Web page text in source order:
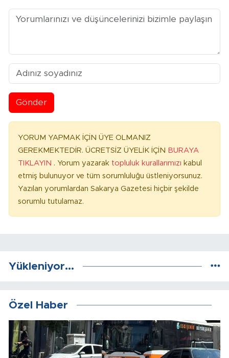
Gönder
YORUM YAPMAK İÇİN ÜYE OLMANIZ
GEREKMEKTEDİR. ÜCRETSİZ ÜYELİK İÇİN BURAYA
TIKLAYIN . Yorum yazarak topluluk kurallarımızı kabul
etmiş bulunuyor ve tüm sorumluluğu üstleniyorsunuz.
Yazılan yorumlardan Sakarya Gazetesi hiçbir şekilde
sorumlu tutulamaz.
Yükleniyor...
Özel Haber